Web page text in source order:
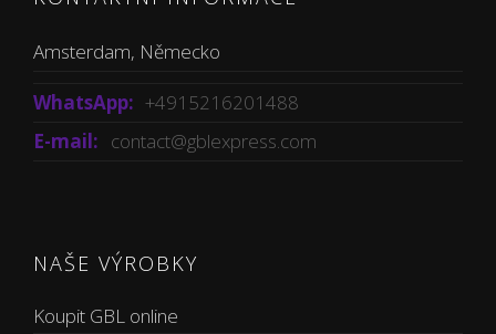
Amsterdam, Německo
WhatsApp: +4915216201488
E-mail: contact@gblexpress.com
NAŠE VÝROBKY
Koupit GBL online